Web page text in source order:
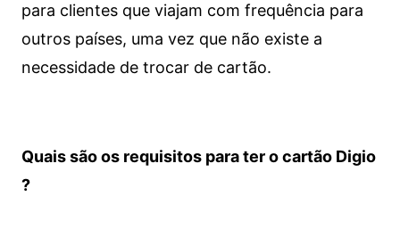
para clientes que viajam com frequência para
outros países, uma vez que não existe a
necessidade de trocar de cartão.
Quais são os requisitos para ter o cartão Digio
?